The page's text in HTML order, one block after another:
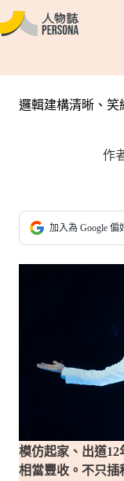
邏輯建構清晰、
作
加入為 Google 偏
模仿起家、出道
相當豐收。不只插